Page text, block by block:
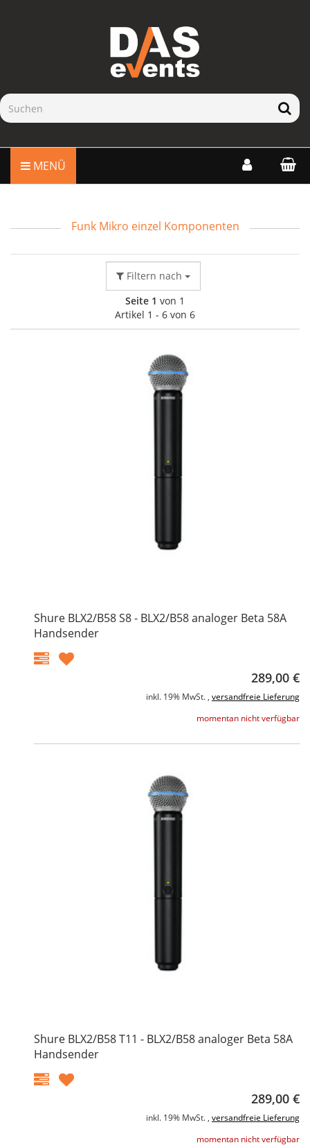
MENÜ
Funk Mikro einzel Komponenten
Filtern nach
Seite 1 von 1
Artikel 1 - 6 von 6
Shure BLX2/B58 S8 - BLX2/B58 analoger Beta 58A
Handsender
289,00 €
inkl. 19% MwSt. , versandfreie Lieferung
momentan nicht verfügbar
Shure BLX2/B58 T11 - BLX2/B58 analoger Beta 58A
Handsender
289,00 €
inkl. 19% MwSt. , versandfreie Lieferung
momentan nicht verfügbar